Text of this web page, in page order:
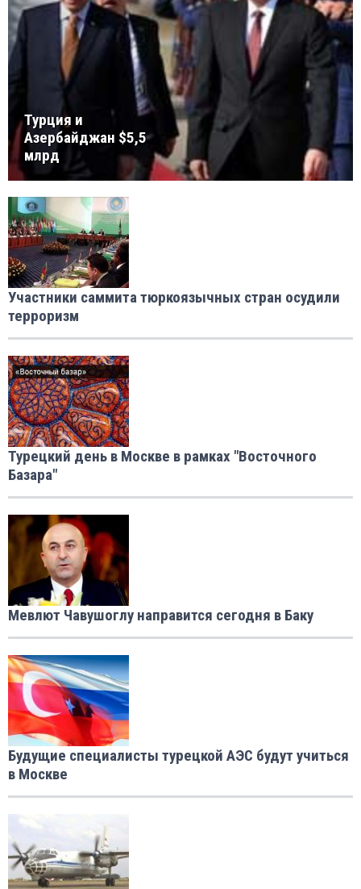
Турция и
Aзербайджан $5,5
млрд
Участники саммита тюркоязычных стран осудили
терроризм
Турецкий день в Москве в рамках "Восточного
Базара"
Мевлют Чавушоглу направится сегодня в Баку
Будущие специалисты турецкой АЭС будут учиться
в Москве